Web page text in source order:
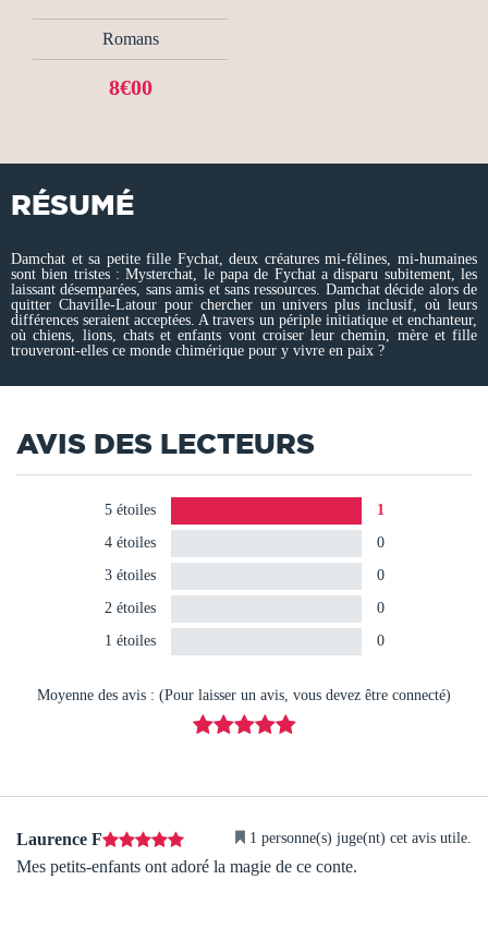
Romans
8€00
RÉSUMÉ
Damchat et sa petite fille Fychat, deux créatures mi-félines, mi-humaines
sont bien tristes : Mysterchat, le papa de Fychat a disparu subitement, les
laissant désemparées, sans amis et sans ressources. Damchat décide alors de
quitter Chaville-Latour pour chercher un univers plus inclusif, où leurs
différences seraient acceptées. A travers un périple initiatique et enchanteur,
où chiens, lions, chats et enfants vont croiser leur chemin, mère et fille
trouveront-elles ce monde chimérique pour y vivre en paix ?
AVIS DES LECTEURS
5 étoiles
1
4 étoiles
0
3 étoiles
0
2 étoiles
0
1 étoiles
0
Moyenne des avis : (Pour laisser un avis, vous devez être connecté)
Laurence F 1 personne(s) juge(nt) cet avis utile.
Mes petits-enfants ont adoré la magie de ce conte.